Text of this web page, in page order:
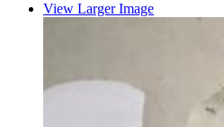
View Larger Image